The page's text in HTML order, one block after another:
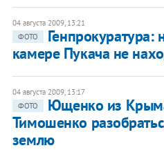
04 августа 2009, 13:21
ФОТО
Генпрокуратура:
камере Пукача не
04 августа 2009, 13:17
ФОТО
Ющенко из
Тимошенко
землю